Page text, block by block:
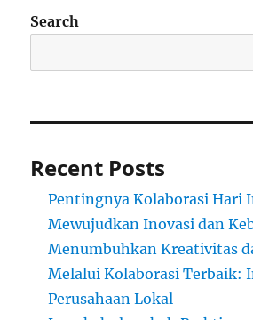
Search
Recent Posts
Pentingnya Kolaborasi Hari
Mewujudkan Inovasi dan
Menumbuhkan Kreativitas
Melalui Kolaborasi Terbaik:
Perusahaan Lokal